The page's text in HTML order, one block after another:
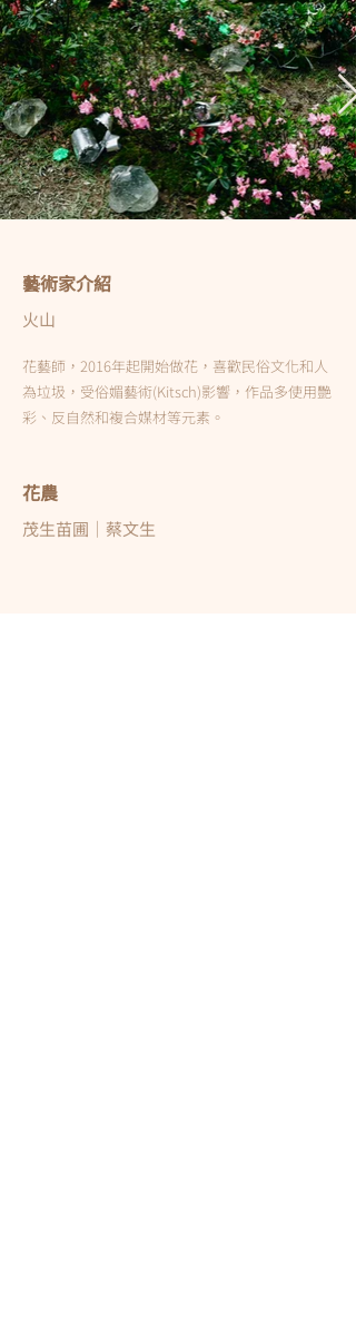
藝術家介紹
火山
花藝師，2016年起開始做花，喜歡民俗文化和人
為垃圾，受俗媚藝術(Kitsch)影響，作品多使用艷
彩、反自然和複合媒材等元素。
花農
茂生苗圃｜蔡文生